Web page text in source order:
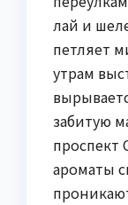
лай и
петляет
утрам
забитую
проспект
ароматы